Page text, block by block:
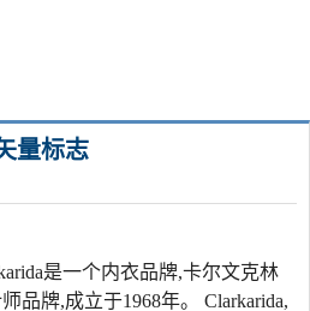
量标志
是一个内衣品牌,卡尔文克林
品牌,成立于1968年。 Clarkarida,